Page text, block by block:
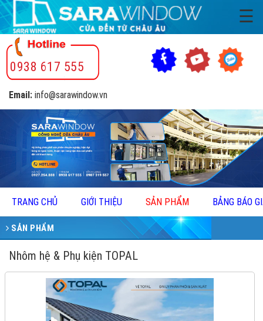
☰
0938 617 555
Email: info@sarawindow.vn
TRANG CHỦ GIỚI THIỆU SẢN PHẨM BẢNG BÁO
SẢN PHẨM
Nhôm hệ & Phụ kiện TOPAL